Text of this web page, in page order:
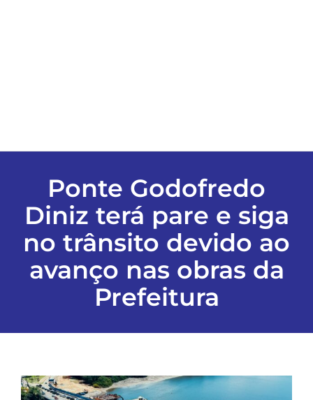
FALE CONOSCO
EDIÇÕES EM PDF
Ponte Godofredo
Diniz terá pare e siga
no trânsito devido ao
avanço nas obras da
Prefeitura